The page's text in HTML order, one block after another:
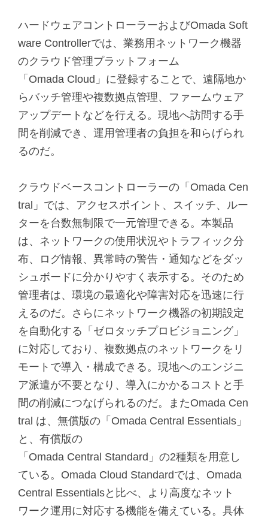
ハードウェアコントローラーおよびOmada Soft
ware Controllerでは、業務用ネットワーク機器
のクラウド管理プラットフォーム
「Omada Cloud」に登録することで、遠隔地か
らバッチ管理や複数拠点管理、ファームウェア
アップデートなどを行える。現地へ訪問する手
間を削減でき、運用管理者の負担を和らげられ
るのだ。
クラウドベースコントローラーの「Omada Cen
tral」では、アクセスポイント、スイッチ、ルー
ターを台数無制限で一元管理できる。本製品
は、ネットワークの使用状況やトラフィック分
布、ログ情報、異常時の警告・通知などをダッ
シュボードに分かりやすく表示する。そのため
管理者は、環境の最適化や障害対応を迅速に行
えるのだ。さらにネットワーク機器の初期設定
を自動化する「ゼロタッチプロビジョニング」
に対応しており、複数拠点のネットワークをリ
モートで導入・構成できる。現地へのエンジニ
ア派遣が不要となり、導入にかかるコストと手
間の削減につなげられるのだ。またOmada Cen
tral は、無償版の「Omada Central Essentials」
と、有償版の
「Omada Central Standard」の2種類を用意し
ている。Omada Cloud Standardでは、Omada
Central Essentialsと比べ、より高度なネット
ワーク運用に対応する機能を備えている。具体